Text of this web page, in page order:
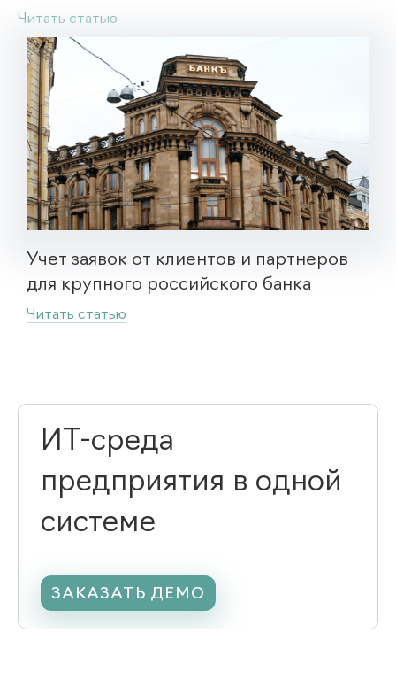
Читать статью
Учет заявок от клиентов и партнеров
для крупного российского банка
Читать статью
ИТ-среда
предприятия в одной
системе
ЗАКАЗАТЬ ДЕМО